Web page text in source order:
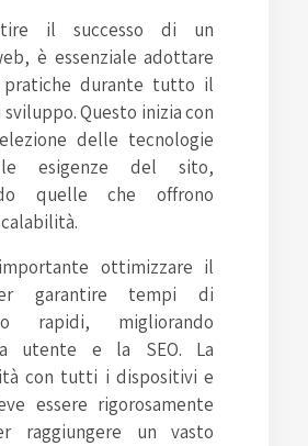
il successo di un
è essenziale adottare
durante tutto il
Questo inizia con
delle tecnologie
esigenze del sito,
quelle che offrono
ottimizzare il
garantire tempi di
rapidi, migliorando
utente e la SEO. La
con tutti i dispositivi e
essere rigorosamente
raggiungere un vasto